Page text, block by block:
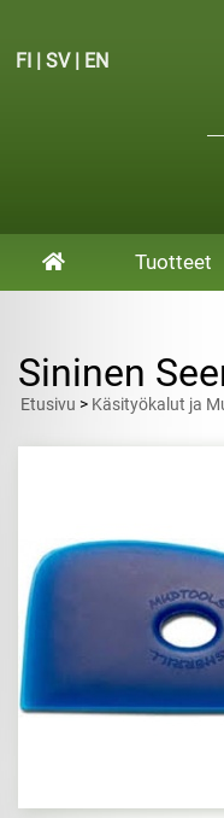
FI | SV| EN
Tuotteet
Sininen
Etusivu > Käsityökalut ja